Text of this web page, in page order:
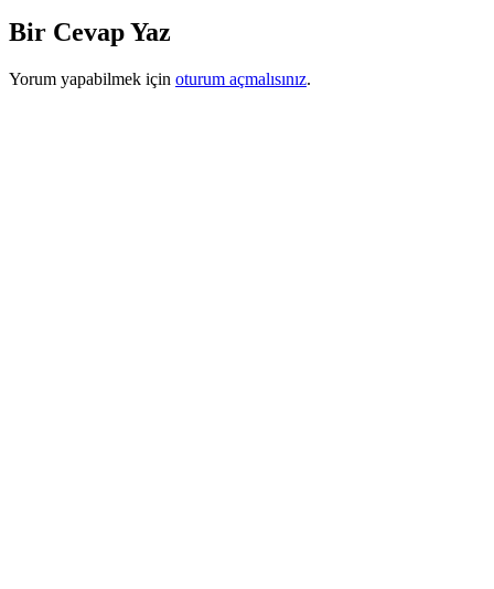
Bir Cevap Yaz
Yorum yapabilmek için oturum açmalısınız.